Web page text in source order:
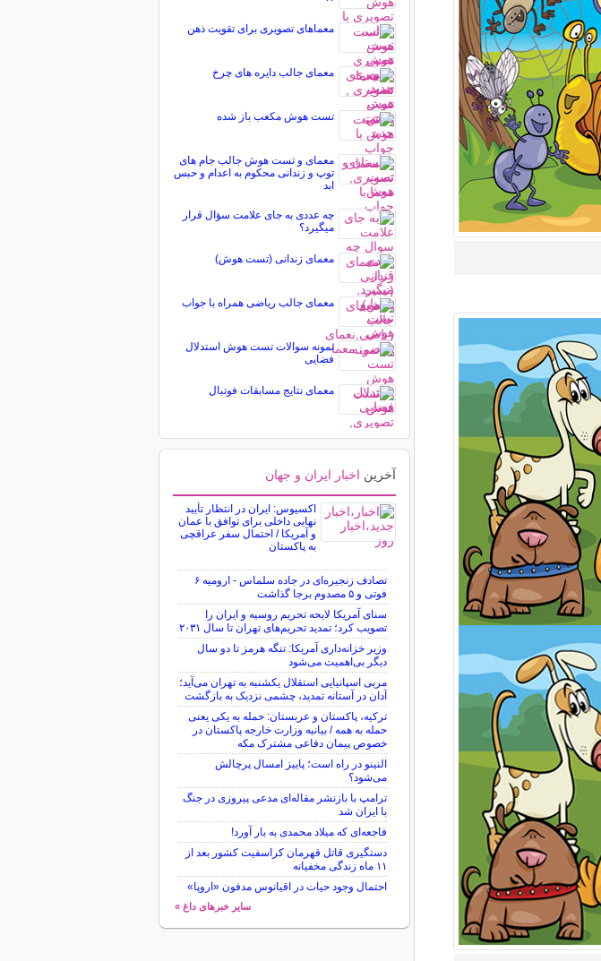
معماهای تصویری برای تقویت ذهن
معمای جالب دایره های چرخ
تست هوش مکعب باز شده
معمای و تست هوش جالب جام های
توپ و زندانی محکوم به اعدام و حبس
ابد
چه عددی به جای علامت سؤال قرار
میگیرد؟
معمای زندانی (تست هوش)
معمای جالب ریاضی همراه با جواب
نمونه سوالات تست هوش استدلال
فضایی
معمای نتایج مسابقات فوتبال
آخرین اخبار ایران و جهان
اکسیوس: ایران در انتظار تأیید
نهایی داخلی برای توافق با عمان
و آمریکا / احتمال سفر عراقچی
به پاکستان
تصادف زنجیره‌ای در جاده سلماس - ارومیه ۶
فوتی و ۵ مصدوم برجا گذاشت
سنای آمریکا لایحه تحریم روسیه و ایران را
تصویب کرد؛ تمدید تحریم‌های تهران تا سال ۲۰۳۱
وزیر خزانه‌داری آمریکا: تنگه هرمز تا دو سال
دیگر بی‌اهمیت می‌شود
مربی اسپانیایی استقلال یکشنبه به تهران می‌آید؛
آدان در آستانه تمدید، چشمی نزدیک به بازگشت
ترکیه، پاکستان و عربستان: حمله به یکی یعنی
حمله به همه / بیانیه وزارت خارجه پاکستان در
خصوص پیمان دفاعی مشترک مکه
النینو در راه است؛ پاییز امسال پرچالش
می‌شود؟
ترامپ با بازنشر مقاله‌ای مدعی پیروزی در جنگ
با ایران شد
فاجعه‌ای که میلاد محمدی به بار آورد!
دستگیری قاتل قهرمان کراسفیت کشور بعد از
۱۱ ماه زندگی مخفیانه
احتمال وجود حیات در اقیانوس مدفون «اروپا»
سایر خبرهای داغ »